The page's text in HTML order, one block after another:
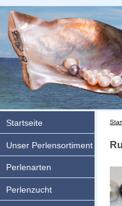
Startseite
Unser Perlensortiment
Perlenarten
Perlenzucht